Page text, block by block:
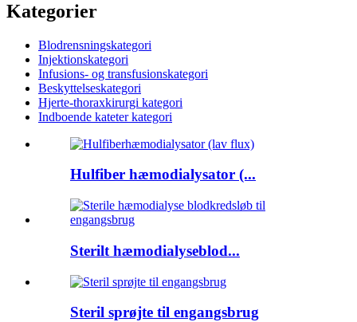
Kategorier
Blodrensningskategori
Injektionskategori
Infusions- og transfusionskategori
Beskyttelseskategori
Hjerte-thoraxkirurgi kategori
Indboende kateter kategori
Hulfiber hæmodialysator (...
Sterilt hæmodialyseblod...
Steril sprøjte til engangsbrug